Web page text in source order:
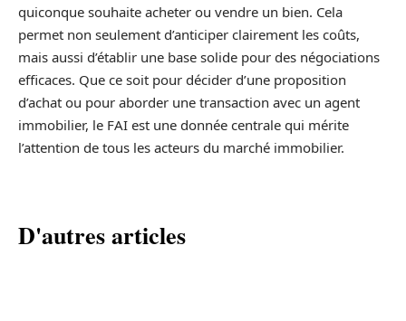
quiconque souhaite acheter ou vendre un bien. Cela
permet non seulement d’anticiper clairement les coûts,
mais aussi d’établir une base solide pour des négociations
efficaces. Que ce soit pour décider d’une proposition
d’achat ou pour aborder une transaction avec un agent
immobilier, le FAI est une donnée centrale qui mérite
l’attention de tous les acteurs du marché immobilier.
D'autres articles